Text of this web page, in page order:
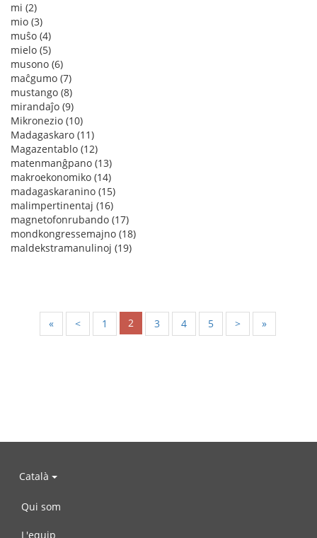
mi (2)
mio (3)
muŝo (4)
mielo (5)
musono (6)
maĉgumo (7)
mustango (8)
mirandaĵo (9)
Mikronezio (10)
Madagaskaro (11)
Magazentablo (12)
matenmanĝpano (13)
makroekonomiko (14)
madagaskaranino (15)
malimpertinentaj (16)
magnetofonrubando (17)
mondkongressemajno (18)
maldekstramanulinoj (19)
« < 1 2 3 4 5 > »
Català
Qui som
L'equip